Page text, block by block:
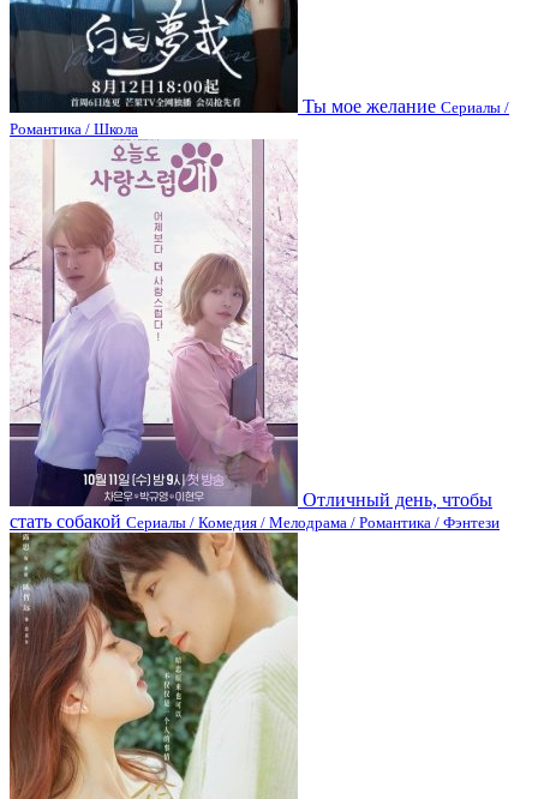
Ты мое желание Сериалы /
Романтика / Школа
Отличный день, чтобы
стать собакой Сериалы / Комедия / Мелодрама / Романтика / Фэнтези